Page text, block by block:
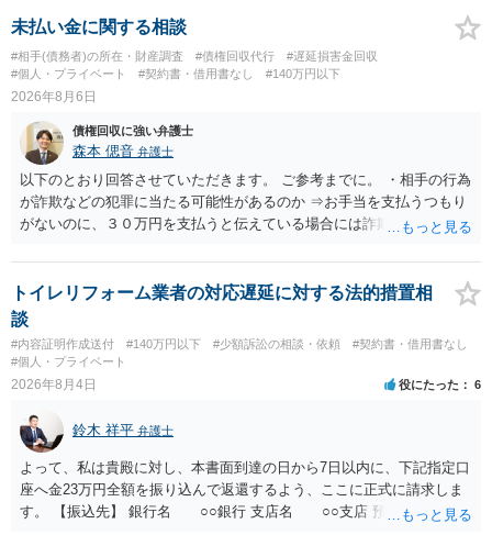
未払い金に関する相談
#相手(債務者)の所在・財産調査 #債権回収代行
#遅延損害金回収
#個人・プライベート
#契約書・借用書なし #140万円以下
2026年8月6日
債権回収に強い弁護士
森本 偲音 弁護士
以下のとおり回答させていただきます。 ご参考までに。 ・相手の行為
が詐欺などの犯罪に当たる可能性があるのか ⇒お手当を支払うつもり
がないのに、３０万円を支払うと伝えている場合には詐欺罪に該当す
段が取れるのか ⇒契約に基づく履行請求として３０万円を請求するこ
とが考えられますが、 パパ活の契約は、売春防止法に抵触する契約
であるため、公序良俗に反する契約として 民法上無効（民法９０
条）となるため、相手方に請求できない可能性が高いです。 ・相手の
氏名や住所が分からない状態でも対応可能なのか ⇒訴訟等の裁判上の
手続を利用する場合には、原則として相手方の住所・氏名を把握して
トイレリフォーム業者の対応遅延に対する法的措置相
談
#内容証明作成送付 #140万円以下 #少額訴訟の相談・依頼
#契約書・借用書なし
#個人・プライベート
2026年8月4日 役にたった 6
鈴木 祥平 弁護士
よって、私は貴殿に対し、本書面到達の日から7日以内に、下記指定口
座へ金23万円全額を振り込んで返還するよう、ここに正式に請求しま
す。 【振込先】 銀行名 ○○銀行 支店名 ○○支店 預金種別 普通